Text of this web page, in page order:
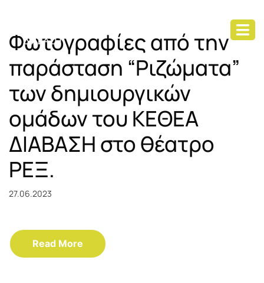
Φωτογραφίες από την
παράσταση “Ριζώματα”
των δημιουργικών
ομάδων του ΚΕΘΕΑ
ΔΙΑΒΑΣΗ στο θέατρο
ΡΕΞ.
27.06.2023
Read More